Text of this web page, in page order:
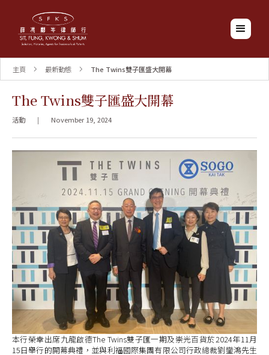
主頁 最新動態 The Twins雙子匯盛大開幕
The Twins雙子匯盛大開幕
活動 | November 19, 2024
本行榮幸出席九龍啟德The Twins雙子匯一期及崇光百貨於2024年11月
15日舉行的開幕典禮，並與利福國際集團有限公司行政總裁劉鑾鴻先生